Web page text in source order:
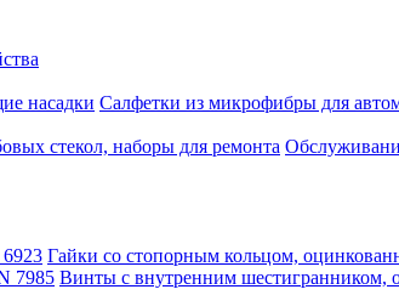
насадки Салфетки из микрофибры для
стекол, наборы для ремонта
Гайки со стопорным кольцом,
7985 Винты с внутренним шестигранником,